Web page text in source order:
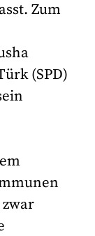
Zum
(SPD)